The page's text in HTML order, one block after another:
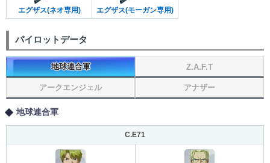
エグザス(ネオ専用) エグザス(モーガン専用)
パイロットデータ
地球連合軍 Z.A.F.T
アークエンジェル アナザー
地球連合軍
C.E71